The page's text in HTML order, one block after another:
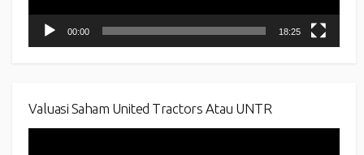
00:00 18:25
Valuasi Saham United Tractors Atau UNTR